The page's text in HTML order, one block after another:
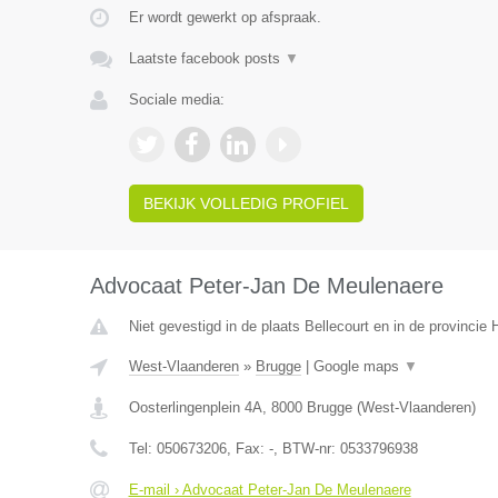
Er wordt gewerkt op afspraak.
Laatste facebook posts ▼
Sociale media:
BEKIJK VOLLEDIG PROFIEL
Advocaat Peter-Jan De Meulenaere
Niet gevestigd in de plaats Bellecourt en in de provincie
West-Vlaanderen» Brugge| Google maps ▼
Oosterlingenplein 4A, 8000 Brugge(West-Vlaanderen)
Tel: 050673206, Fax: -, BTW-nr: 0533796938
E-mail › Advocaat Peter-Jan De Meulenaere